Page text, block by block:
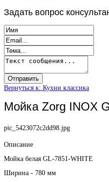
Задать вопрос
Вернуться к: Кухни классика
Мойка Zorg INOX
pic_5423072c2dd98.jpg
Описание
Мойка белая GL-7851-WHITE
Ширина - 780 мм